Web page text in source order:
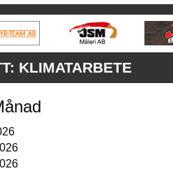
KLIMATARBETE